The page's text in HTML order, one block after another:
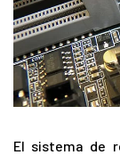
El sistema de